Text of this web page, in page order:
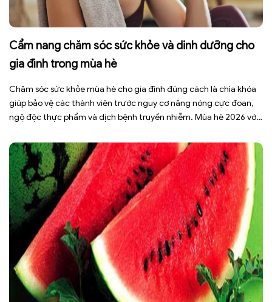
Cẩm nang chăm sóc sức khỏe và dinh dưỡng cho
gia đình trong mùa hè
Chăm sóc sức khỏe mùa hè cho gia đình đúng cách là chìa khóa
giúp bảo vệ các thành viên trước nguy cơ nắng nóng cực đoan,
ngộ độc thực phẩm và dịch bệnh truyền nhiễm. Mùa hè 2026 với
sức […]